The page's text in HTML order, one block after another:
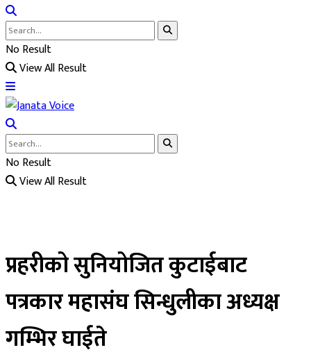
No Result
View All Result
No Result
View All Result
प्रहरीको सुनियोजित कुटाईबाट
पत्रकार महासंघ सिन्धुलीका अध्यक्ष
गम्भिर घाईते